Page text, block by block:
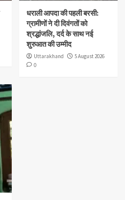
धराली आपदा की पहली बरसी:
ग्रामीणों ने दी दिवंगतों को
श्रद्धांजलि, दर्द के साथ नई
शुरुआत की उम्मीद
Uttarakhand
5 August 2026
0